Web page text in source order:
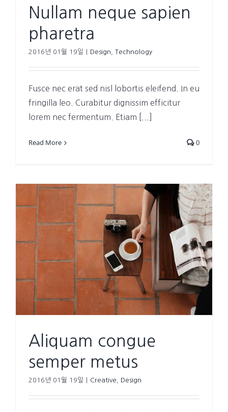
Nullam neque sapien
pharetra
2016년 01월 19일 Design Technology
Fusce nec erat sed nisl lobortis eleifend. In eu
fringilla leo. Curabitur dignissim efficitur
lorem nec fermentum. Etiam [...]
Read More 0
Aliquam congue
semper metus
2016년 01월 19일 Creative Design